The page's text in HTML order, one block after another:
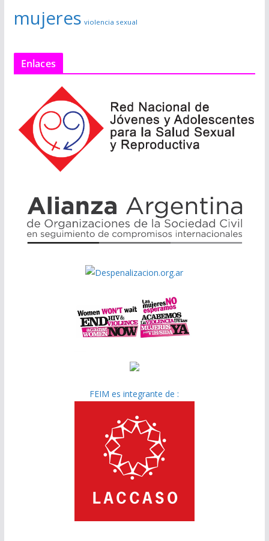
mujeres violencia sexual
Enlaces
FEIM es integrante de :